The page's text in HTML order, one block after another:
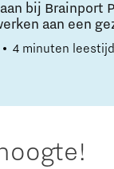
bij Brainport
aan een
4 minuten leestijd